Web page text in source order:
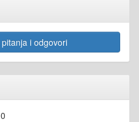
i odgovori
0